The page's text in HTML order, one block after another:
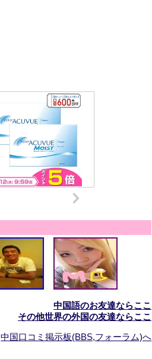
中国語のお友達ならここ
その他世界の外国の友達ならここ
中国口コミ掲示板(BBS,フォーラム)へ